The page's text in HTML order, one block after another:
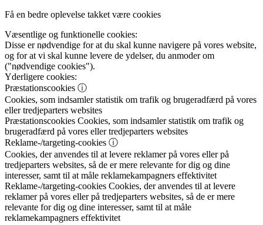
Få en bedre oplevelse takket være cookies
Væsentlige og funktionelle cookies:
Disse er nødvendige for at du skal kunne navigere på vores website,
og for at vi skal kunne levere de ydelser, du anmoder om
("nødvendige cookies").
Yderligere cookies:
Præstationscookies ⓘ
Cookies, som indsamler statistik om trafik og brugeradfærd på vores
eller tredjeparters websites
Præstationscookies Cookies, som indsamler statistik om trafik og
brugeradfærd på vores eller tredjeparters websites
Reklame-/targeting-cookies ⓘ
Cookies, der anvendes til at levere reklamer på vores eller på
tredjeparters websites, så de er mere relevante for dig og dine
interesser, samt til at måle reklamekampagners effektivitet
Reklame-/targeting-cookies Cookies, der anvendes til at levere
reklamer på vores eller på tredjeparters websites, så de er mere
relevante for dig og dine interesser, samt til at måle
reklamekampagners effektivitet